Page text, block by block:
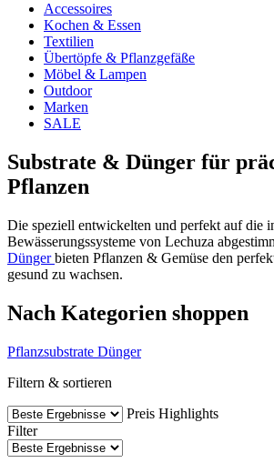
Accessoires
Kochen & Essen
Textilien
Übertöpfe & Pflanzgefäße
Möbel & Lampen
Outdoor
Marken
SALE
Substrate & Dünger für
Pflanzen
Die speziell entwickelten und perfekt auf die
Bewässerungssysteme von Lechuza
Düngerbieten Pflanzen & Gemüse den
gesund zu wachsen.
Nach Kategorien shoppen
Pflanzsubstrate Dünger
Filtern & sortieren
Preis Highlights
Filter